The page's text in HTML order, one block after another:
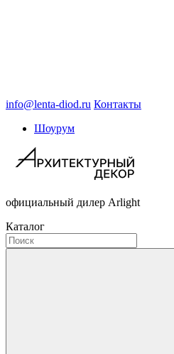
info@lenta-diod.ru Контакты
Шоурум
официальный дилер Arlight
Каталог